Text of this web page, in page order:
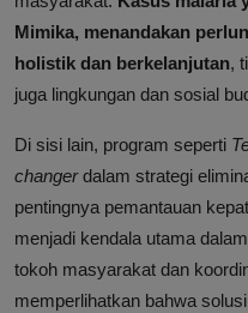
Mimika, menandakan
holistik dan berkelanjutan,
juga lingkungan dan sosial
Di sisi lain, program seperti
changerdalam strategi
pentingnya pemantauan
menjadi kendala utama
tokoh masyarakat dan
memperlihatkan bahwa